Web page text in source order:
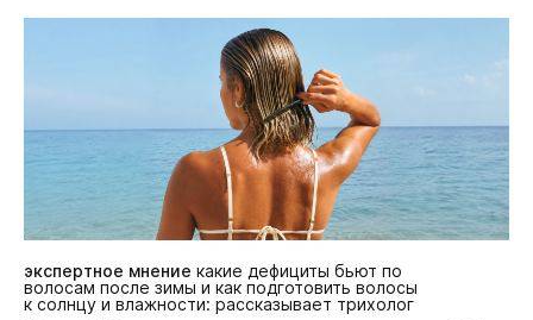
экспертное мнение какие дефициты бьют по
волосам после зимы и как подготовить волосы
к солнцу и влажности: рассказывает трихолог